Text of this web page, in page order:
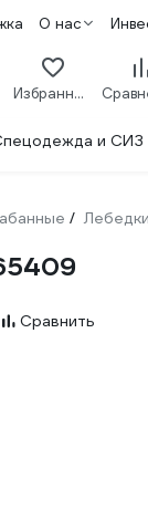
О нас
Избранное
и СИЗ
/
Сравнить